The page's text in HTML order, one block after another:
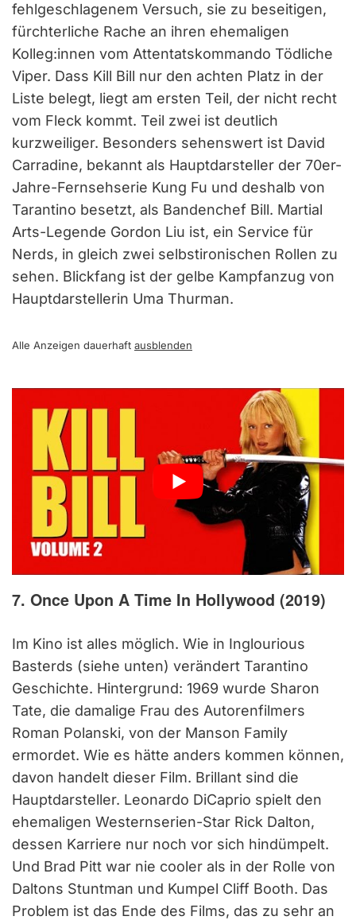
fehlgeschlagenem Versuch, sie zu beseitigen,
fürchterliche Rache an ihren ehemaligen
Kolleg:innen vom Attentatskommando Tödliche
Viper. Dass Kill Bill nur den achten Platz in der
Liste belegt, liegt am ersten Teil, der nicht recht
vom Fleck kommt. Teil zwei ist deutlich
kurzweiliger. Besonders sehenswert ist David
Carradine, bekannt als Hauptdarsteller der 70er-
Jahre-Fernsehserie Kung Fu und deshalb von
Tarantino besetzt, als Bandenchef Bill. Martial
Arts-Legende Gordon Liu ist, ein Service für
Nerds, in gleich zwei selbstironischen Rollen zu
sehen. Blickfang ist der gelbe Kampfanzug von
Hauptdarstellerin Uma Thurman.
Alle Anzeigen dauerhaft ausblenden
7. Once Upon A Time In Hollywood (2019)
Im Kino ist alles möglich. Wie in Inglourious
Basterds (siehe unten) verändert Tarantino
Geschichte. Hintergrund: 1969 wurde Sharon
Tate, die damalige Frau des Autorenfilmers
Roman Polanski, von der Manson Family
ermordet. Wie es hätte anders kommen können,
davon handelt dieser Film. Brillant sind die
Hauptdarsteller. Leonardo DiCaprio spielt den
ehemaligen Westernserien-Star Rick Dalton,
dessen Karriere nur noch vor sich hindümpelt.
Und Brad Pitt war nie cooler als in der Rolle von
Daltons Stuntman und Kumpel Cliff Booth. Das
Problem ist das Ende des Films, das zu sehr an